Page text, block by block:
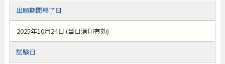
出願期間終了日
2025年10月24日 (当日消印有効)
試験日